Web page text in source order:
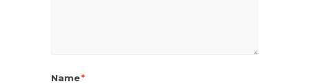
Name*